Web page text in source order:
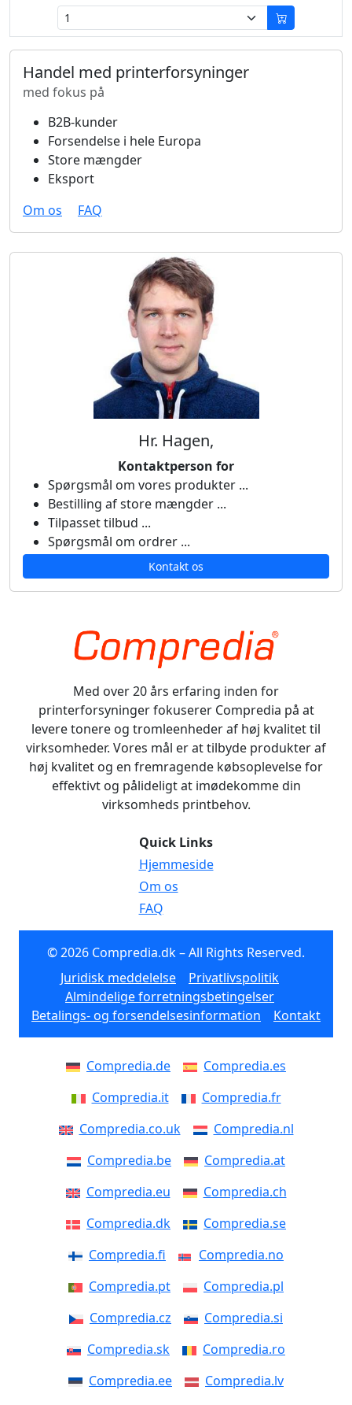
Handel med printerforsyninger
med fokus på
B2B-kunder
Forsendelse i hele Europa
Store mængder
Eksport
Om os
FAQ
Hr. Hagen,
Kontaktperson for
Spørgsmål om vores produkter ...
Bestilling af store mængder ...
Tilpasset tilbud ...
Spørgsmål om ordrer ...
Kontakt os
Med over 20 års erfaring inden for
printerforsyninger fokuserer Compredia på at
levere tonere og tromleenheder af høj kvalitet til
virksomheder. Vores mål er at tilbyde produkter af
høj kvalitet og en fremragende købsoplevelse for
effektivt og pålideligt at imødekomme din
virksomheds printbehov.
Quick Links
Hjemmeside
Om os
FAQ
© 2026 Compredia.dk – All Rights Reserved.
Juridisk meddelelse
Privatlivspolitik
Almindelige forretningsbetingelser
Betalings- og forsendelsesinformation
Kontakt
Compredia.de
Compredia.es
Compredia.it
Compredia.fr
Compredia.co.uk
Compredia.nl
Compredia.be
Compredia.at
Compredia.eu
Compredia.ch
Compredia.dk
Compredia.se
Compredia.fi
Compredia.no
Compredia.pt
Compredia.pl
Compredia.cz
Compredia.si
Compredia.sk
Compredia.ro
Compredia.ee
Compredia.lv